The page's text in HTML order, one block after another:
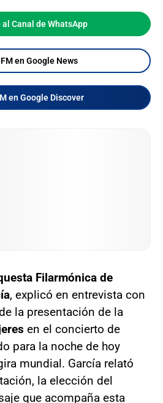
al Canal de WhatsApp
en Google News
en Google Discover
Filarmónica de
, explicó en entrevista con
la presentación de la
en el concierto de
para la noche de hoy
mundial. García relató
la elección del
que acompaña esta